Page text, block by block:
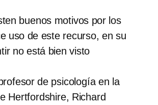
buenos motivos por los
uso de este recurso, en su
no está bien visto
de psicología en la
Hertfordshire, Richard